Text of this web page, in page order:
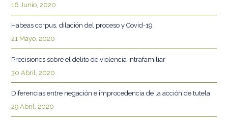
16 Junio, 2020
Habeas corpus, dilación del proceso y Covid-19
21 Mayo, 2020
Precisiones sobre el delito de violencia intrafamiliar
30 Abril, 2020
Diferencias entre negación e improcedencia de la acción de tutela
29 Abril, 2020